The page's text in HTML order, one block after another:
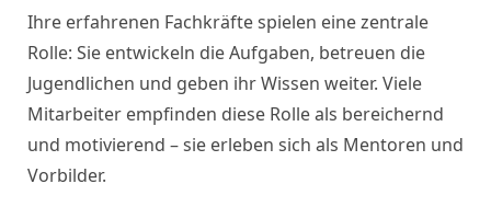
Ihre erfahrenen Fachkräfte spielen eine zentrale
Rolle: Sie entwickeln die Aufgaben, betreuen die
Jugendlichen und geben ihr Wissen weiter. Viele
Mitarbeiter empfinden diese Rolle als bereichernd
und motivierend – sie erleben sich als Mentoren und
Vorbilder.